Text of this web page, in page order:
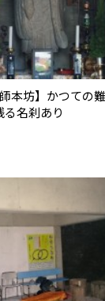
本坊】かつての
名刹あり